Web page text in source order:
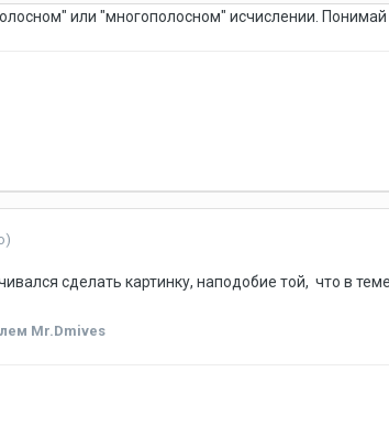
или "многополосном" исчислении. Понимай
сделать картинку, наподобие той, что в
Mr.Dmives